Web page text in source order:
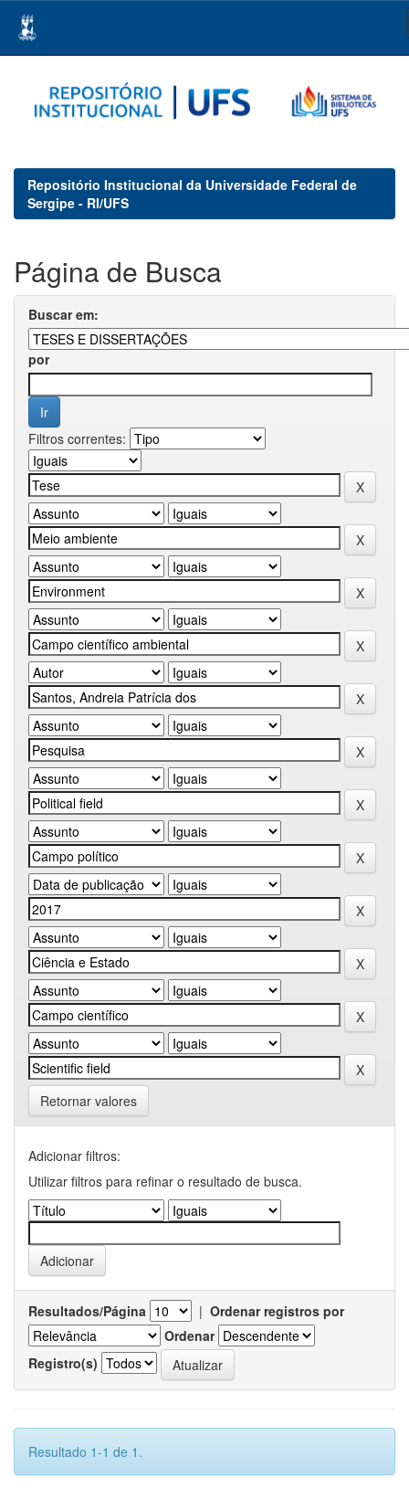
navigation
Repositório Institucional da Universidade Federal de
Sergipe - RI/UFS
Página de Busca
Buscar em:
por
Filtros correntes:
Retornar valores
Adicionar filtros:
Utilizar filtros para refinar o resultado de busca.
Resultados/Página | Ordenar registros por
Ordenar
Registro(s)
Resultado 1-1 de 1.